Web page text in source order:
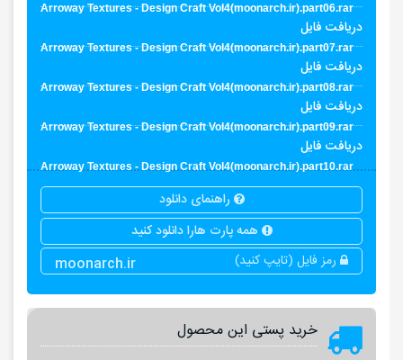
Arroway Textures - Design Craft Vol4(moonarch.ir).part06.rar
دریافت فایل
Arroway Textures - Design Craft Vol4(moonarch.ir).part07.rar
دریافت فایل
Arroway Textures - Design Craft Vol4(moonarch.ir).part08.rar
دریافت فایل
Arroway Textures - Design Craft Vol4(moonarch.ir).part09.rar
دریافت فایل
Arroway Textures - Design Craft Vol4(moonarch.ir).part10.rar
راهنمای دانلود
همه پارت هارا دانلود کنید
رمز فایل (تایپ کنید)
moonarch.ir
خرید پستی این محصول